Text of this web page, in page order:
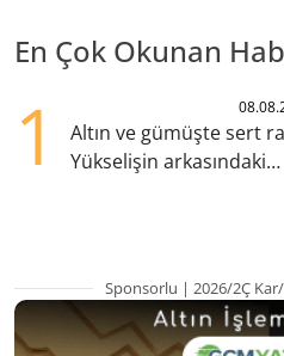
En Çok Okunan
1
Altın ve gümüşte sert
Yükselişin arkasındaki
Sponsorlu | 2026/2Ç